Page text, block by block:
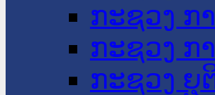
ກະຊວງ ກ
ກະຊວງ ກ
ກະຊວງ ຍຸ